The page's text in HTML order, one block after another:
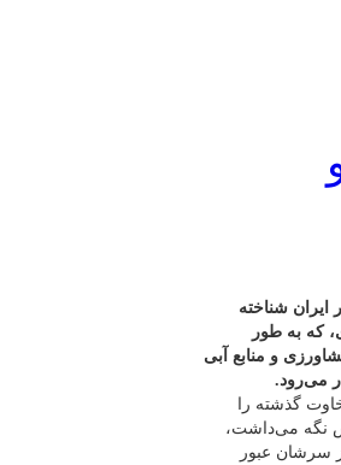
ایران شناخته
که به طور
و منابع آبی
می‌رود.
گذشته را
نگه می‌داشت،
سرشان عبور